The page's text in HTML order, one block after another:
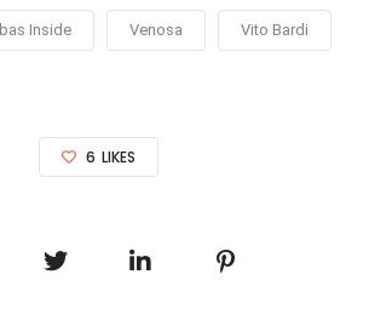
Inside Venosa Vito Bardi
6 LIKES